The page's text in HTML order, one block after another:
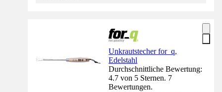
Unkrautstecher for_q,
Edelstahl
Durchschnittliche Bewertung:
4.7 von 5 Sternen. 7
Bewertungen.